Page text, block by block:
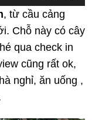
, từ cầu cảng
Chỗ này có cây
qua check in
cũng rất ok,
nghỉ, ăn uống ,